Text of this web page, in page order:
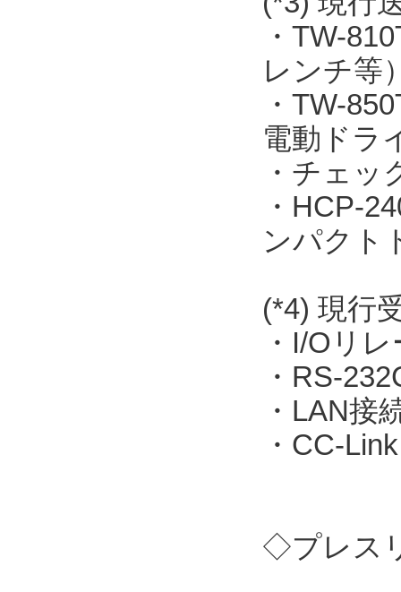
・TW-
レンチ等
・TW-
電動ドラ
・チェ
・HCP-
ンパクト
(*4) 現行
・I/Oリ
・RS-
・LAN接
・CC-
◇プレス